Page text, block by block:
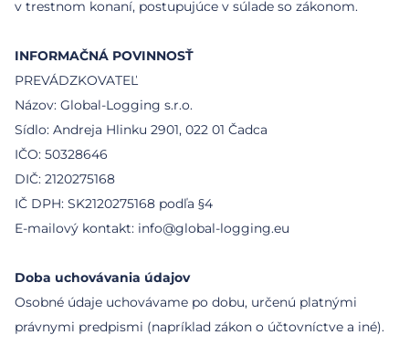
v trestnom konaní, postupujúce v súlade so zákonom.
INFORMAČNÁ POVINNOSŤ
PREVÁDZKOVATEĽ
Názov: Global-Logging s.r.o.
Sídlo: Andreja Hlinku 2901, 022 01 Čadca
IČO: 50328646
DIČ: 2120275168
IČ DPH: SK2120275168 podľa §4
E-mailový kontakt: info@global-logging.eu
Doba uchovávania údajov
Osobné údaje uchovávame po dobu, určenú platnými
právnymi predpismi (napríklad zákon o účtovníctve a iné).